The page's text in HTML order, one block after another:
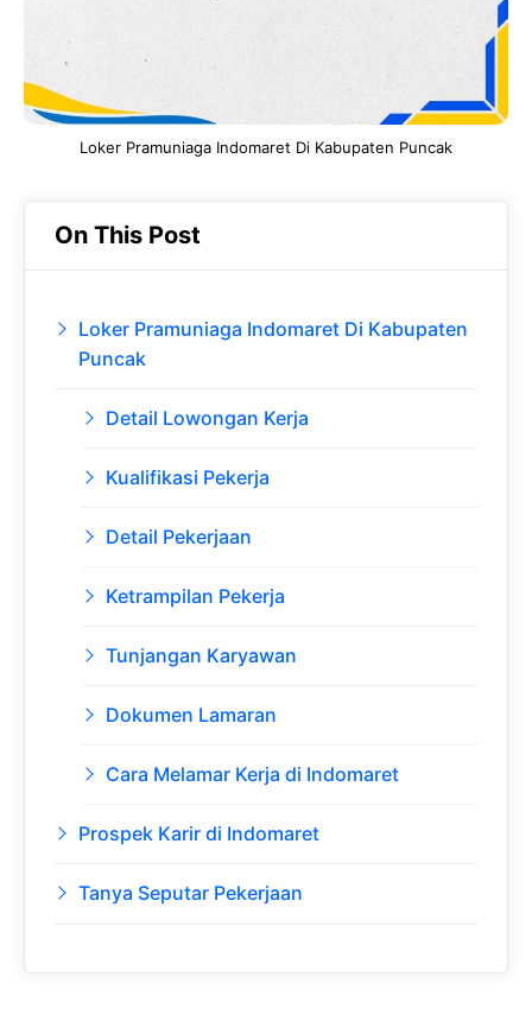
Loker Pramuniaga Indomaret Di Kabupaten Puncak
On This Post
Loker Pramuniaga Indomaret Di Kabupaten
Puncak
Detail Lowongan Kerja
Kualifikasi Pekerja
Detail Pekerjaan
Ketrampilan Pekerja
Tunjangan Karyawan
Dokumen Lamaran
Cara Melamar Kerja di Indomaret
Prospek Karir di Indomaret
Tanya Seputar Pekerjaan